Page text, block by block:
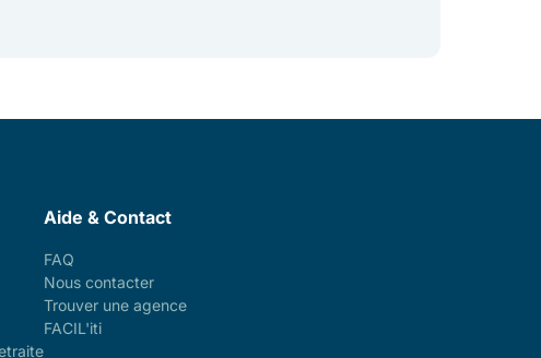
Aide & Contact
FAQ
Nous contacter
Trouver une agence
FACIL'iti